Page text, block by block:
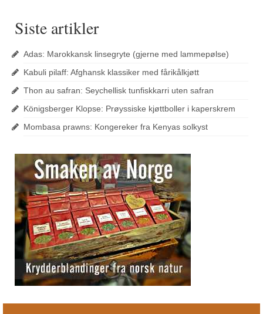
Siste artikler
Adas: Marokkansk linsegryte (gjerne med lammepølse)
Kabuli pilaff: Afghansk klassiker med fårikålkjøtt
Thon au safran: Seychellisk tunfiskkarri uten safran
Königsberger Klopse: Prøyssiske kjøttboller i kaperskrem
Mombasa prawns: Kongereker fra Kenyas solkyst